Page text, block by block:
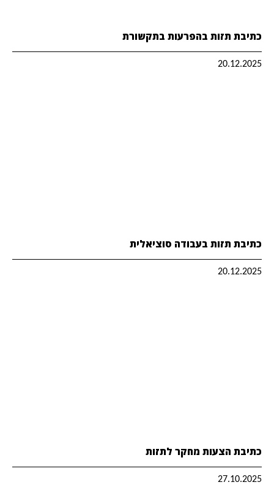
כתיבת תזות בהפרעות בתקשורת
20.12.2025
כתיבת תזות בעבודה סוציאלית
20.12.2025
כתיבת הצעות מחקר לתזות
27.10.2025